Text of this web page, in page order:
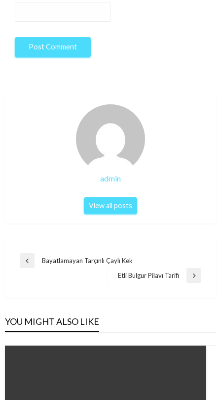
admin
View all posts
Post
Previous
Bayatlamayan Tarçınlı Çaylı Kek
Next
Etli Bulgur Pilavı Tarifi
YOU MIGHT ALSO LIKE